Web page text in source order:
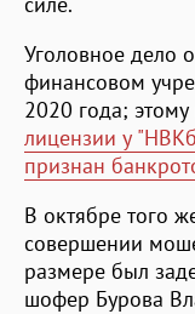
Уголовное дело
финансовом
2020 года;
лицензии у
признан
В октябре того
совершении
размере был
шофер Бурова